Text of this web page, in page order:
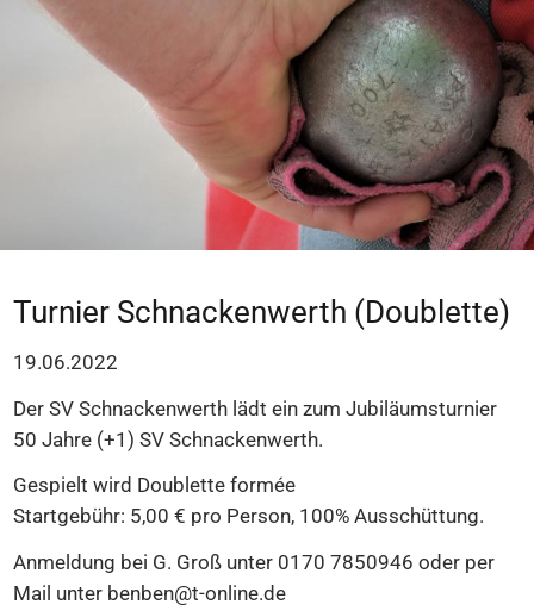
Turnier Schnackenwerth (Doublette)
19.06.2022
Der SV Schnackenwerth lädt ein zum Jubiläumsturnier
50 Jahre (+1) SV Schnackenwerth.
Gespielt wird Doublette formée
Startgebühr: 5,00 € pro Person, 100% Ausschüttung.
Anmeldung bei G. Groß unter 0170 7850946 oder per
Mail unter benben@t-online.de